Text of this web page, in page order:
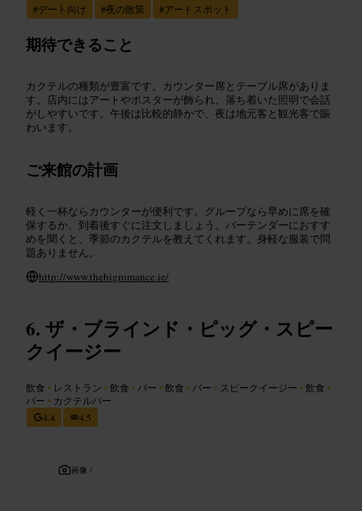
#デート向け #夜の散策 #アートスポット
期待できること
カクテルの種類が豊富です。カウンター席とテーブル席がありま
す。店内にはアートやポスターが飾られ、落ち着いた照明で会話
がしやすいです。午後は比較的静かで、夜は地元客と観光客で賑
わいます。
ご来館の計画
軽く一杯ならカウンターが便利です。グループなら早めに席を確
保するか、到着後すぐに注文しましょう。バーテンダーにおすす
めを聞くと、季節のカクテルを教えてくれます。身軽な服装で問
題ありません。
http://www.thebigromance.ie/
ザ・ブラインド・ピッグ・スピー
クイージー
飲食 • レストラン • 飲食 • バー • 飲食 • バー • スピークイージー • 飲食 •
バー • カクテルバー
4.4
4.5
画像 /